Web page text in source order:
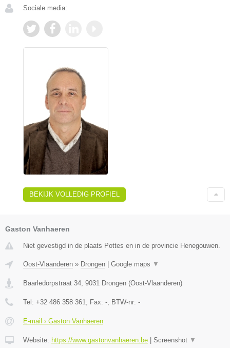
Sociale media:
BEKIJK VOLLEDIG PROFIEL
Gaston Vanhaeren
Niet gevestigd in de plaats Pottes en in de provincie Henegouwen.
Oost-Vlaanderen » Drongen Google maps ▼
Baarledorpstraat 34, 9031 Drongen (Oost-Vlaanderen)
Tel: +32 486 358 361, Fax: -, BTW-nr: -
E-mail › Gaston Vanhaeren
Website: https://www.gastonvanhaeren.be Screenshot ▼